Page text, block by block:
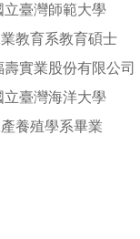
立臺灣師範大學
教育系教育碩士
壽實業股份有限公司
立臺灣海洋大學
養殖學系畢業